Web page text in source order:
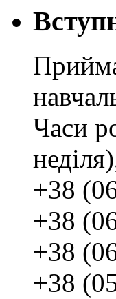
Часи
+38
+38
+38
+38